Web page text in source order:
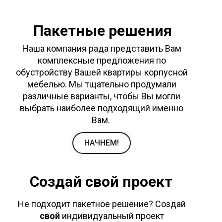
Не подходит пакетное решение? Создай
свой индивидуальный проект
Создай свой проект
НАЧНЕМ!
Наша компания рада представить Вам
комплексные предложения по
обустройству Вашей квартиры корпусной
мебелью. Мы тщательно продумали
различные варианты, чтобы Вы могли
выбрать наиболее подходящий именно
Вам.
Пакетные решения